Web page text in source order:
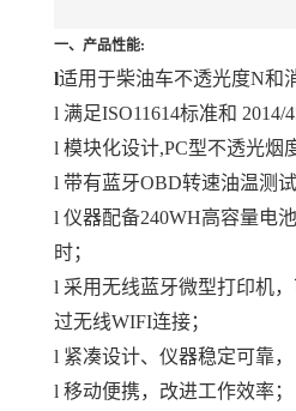
一、产品性能:
l适用于柴油车不透光度N和
l 满足ISO11614标准和 2014/
l 模块化设计,PC型不透光烟
l 带有蓝牙OBD转速油温
l 仪器配备240WH高容量电
时；
l 采用无线蓝牙微型打印机
过无线WIFI连接；
l 紧凑设计、仪器稳定可靠，
l 移动便携，改进工作效率；